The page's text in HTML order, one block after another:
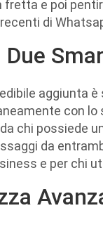
fretta e poi
di
Due
aggiunta
con
chi possiede
da
e per chi